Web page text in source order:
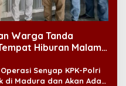
Warga Tanda
Hiburan Malam
Senyap KPK-Polri
di Madura dan Akan Ada